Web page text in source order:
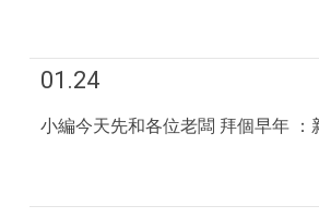
01.24
小編今天先和各位老闆 拜個早年 ：